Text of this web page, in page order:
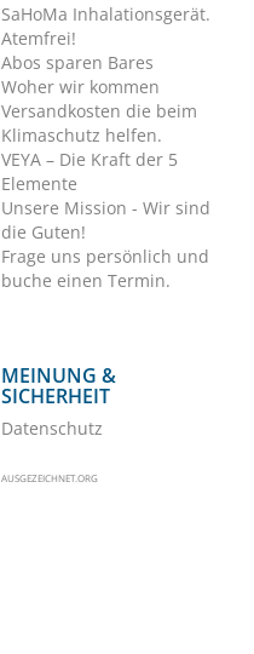
SaHoMa Inhalationsgerät.
Atemfrei!
Abos sparen Bares
Woher wir kommen
Versandkosten die beim
Klimaschutz helfen.
VEYA – Die Kraft der 5
Elemente
Unsere Mission - Wir sind
die Guten!
Frage uns persönlich und
buche einen Termin.
MEINUNG &
SICHERHEIT
Datenschutz
AUSGEZEICHNET.ORG